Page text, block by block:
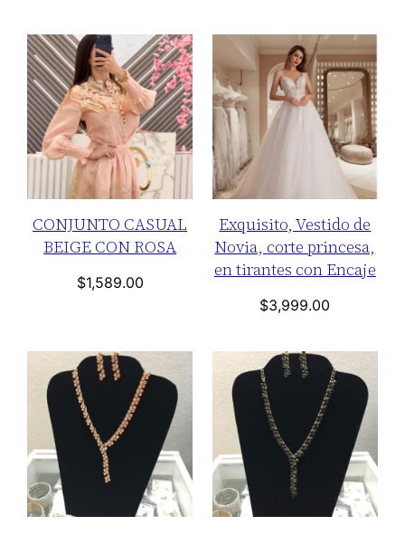
CONJUNTO CASUAL
BEIGE CON ROSA
$1,589.00
Exquisito, Vestido de
Novia, corte princesa,
en tirantes con Encaje
$3,999.00